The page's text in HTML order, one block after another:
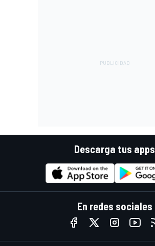
Descarga tus apps
En redes sociales